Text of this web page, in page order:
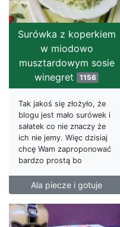
Surówka z koperkiem
w miodowo
musztardowym sosie
winegret
1156
Tak jakoś się złożyło, że
blogu jest mało surówek i
sałatek co nie znaczy że
ich nie jemy. Więc dzisiaj
chcę Wam zaproponować
bardzo prostą bo
Ala piecze i gotuje